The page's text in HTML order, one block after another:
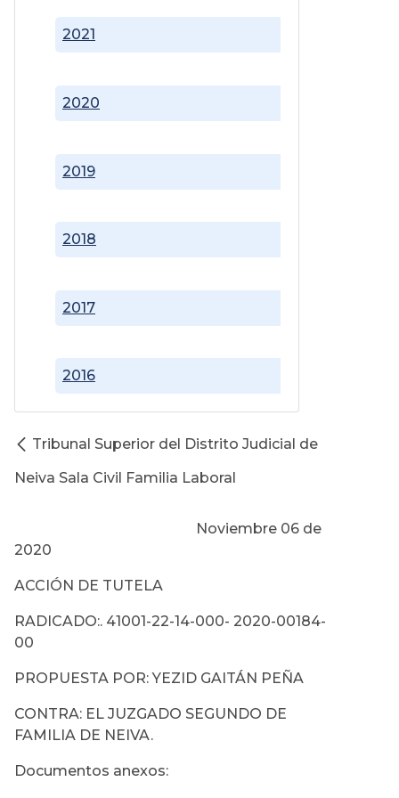
2016
2017
2018
2019
2020
2021
Tribunal Superior del Distrito Judicial de
Neiva Sala Civil Familia Laboral
Noviembre 06 de
2020
ACCIÓN DE TUTELA
RADICADO:. 41001-22-14-000- 2020-00184-
00
PROPUESTA POR: YEZID GAITÁN PEÑA
CONTRA: EL JUZGADO SEGUNDO DE
FAMILIA DE NEIVA.
Documentos anexos: